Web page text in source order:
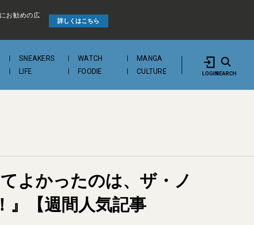
お勧めの広
詳しくはこちら
SNEAKERS WATCH
MANGA
LIFE FOODIE CULTURE LOGINSEARCH
よかったのは、ザ・ノ
』【週間人気記事